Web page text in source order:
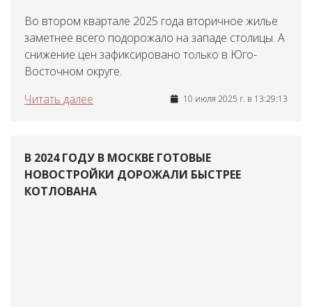
Во втором квартале 2025 года вторичное жилье
заметнее всего подорожало на западе столицы. А
снижение цен зафиксировано только в Юго-
Восточном округе.
Читать далее
10 июля 2025 г. в 13:29:13
В 2024 ГОДУ В МОСКВЕ ГОТОВЫЕ
НОВОСТРОЙКИ ДОРОЖАЛИ БЫСТРЕЕ
КОТЛОВАНА